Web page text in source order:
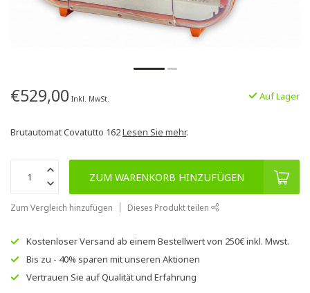
€529,00 Inkl. MwSt. Auf Lager
Brutautomat Covatutto 162Lesen Sie mehr.
ZUM WARENKORB HINZUFÜGEN
Zum Vergleich hinzufügen Dieses Produkt teilen
Kostenloser Versand ab einem Bestellwert von 250€inkl. Mwst.
Bis zu - 40% sparen mit unseren Aktionen
Vertrauen Sie aufQualität und Erfahrung